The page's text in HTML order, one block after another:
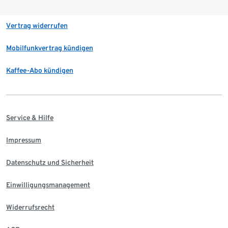
Vertrag widerrufen
Mobilfunkvertrag kündigen
Kaffee-Abo kündigen
Service & Hilfe
Impressum
Datenschutz und Sicherheit
Einwilligungsmanagement
Widerrufsrecht